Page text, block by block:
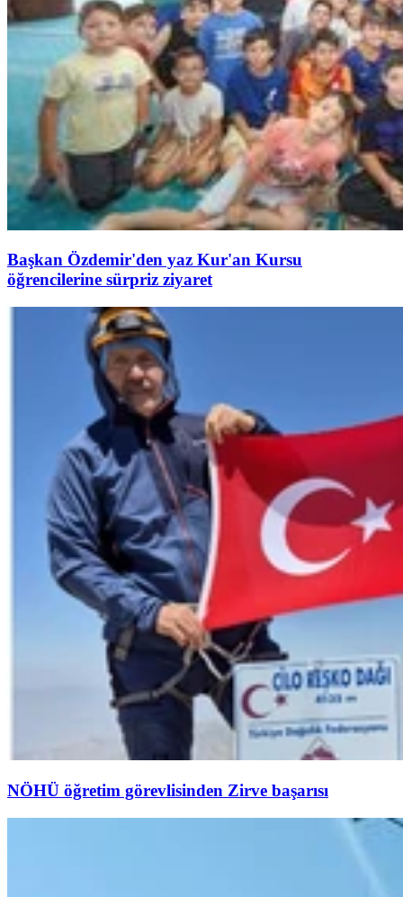
Başkan Özdemir'den yaz Kur'an Kursu
öğrencilerine sürpriz ziyaret
NÖHÜ öğretim görevlisinden Zirve başarısı